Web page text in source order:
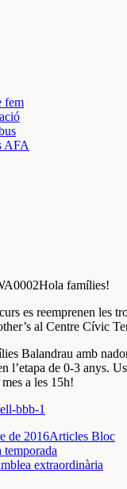
fem
AFA
Hola famílies!
es reemprenen les
al Centre Cívic
Balandrau amb
l’etapa de 0-3 anys.
a les 15h!
bbb-1
de 2016Articles Bloc
temporada
extraordinària